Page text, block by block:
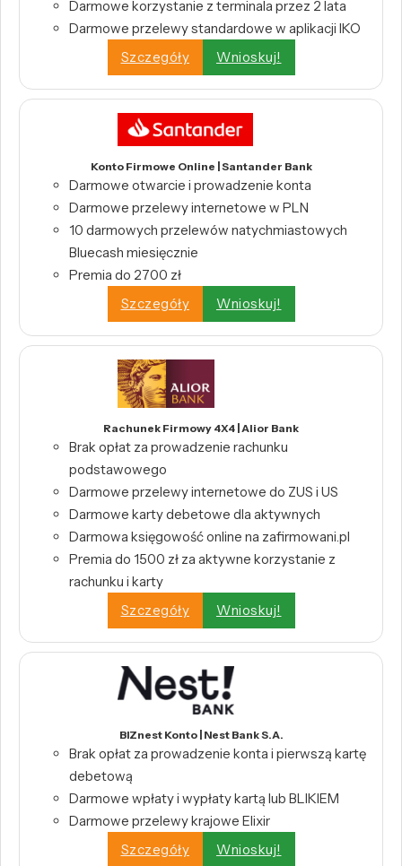
Darmowe korzystanie z terminala przez 2 lata
Darmowe przelewy standardowe w aplikacji IKO
Szczegóły
Wnioskuj!
Konto Firmowe Online | Santander Bank
Darmowe otwarcie i prowadzenie konta
Darmowe przelewy internetowe w PLN
10 darmowych przelewów natychmiastowych
Bluecash miesięcznie
Premia do 2700 zł
Szczegóły
Wnioskuj!
Rachunek Firmowy 4X4 | Alior Bank
Brak opłat za prowadzenie rachunku
podstawowego
Darmowe przelewy internetowe do ZUS i US
Darmowe karty debetowe dla aktywnych
Darmowa księgowość online na zafirmowani.pl
Premia do 1500 zł za aktywne korzystanie z
rachunku i karty
Szczegóły
Wnioskuj!
BIZnest Konto | Nest Bank S.A.
Brak opłat za prowadzenie konta i pierwszą kartę
debetową
Darmowe wpłaty i wypłaty kartą lub BLIKIEM
Darmowe przelewy krajowe Elixir
Szczegóły
Wnioskuj!